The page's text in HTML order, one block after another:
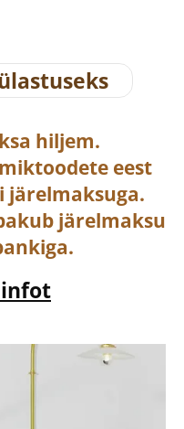
hiljem.
eest
järelmaksuga.
järelmaksu